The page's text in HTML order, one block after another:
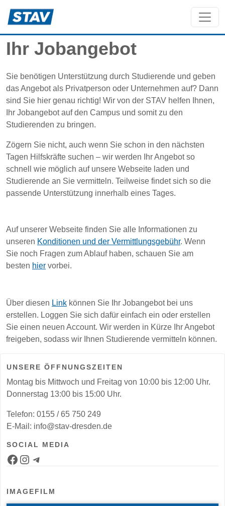
Ihr Jobangebot
Sie benötigen Unterstützung durch Studierende und geben
das Angebot als Privatperson oder Unternehmen auf? Dann
sind Sie hier genau richtig! Wir von der STAV helfen Ihnen,
Ihr Jobangebot auf den Campus und somit zu den
Studierenden zu bringen.
Zögern Sie nicht, auch wenn Sie schon in den nächsten
Tagen Hilfskräfte suchen – wir werden Ihr Angebot so
schnell wie möglich auf unsere Webseite laden und
Studierende an Sie vermitteln. Teilweise findet sich so die
passende Unterstützung innerhalb eines Tages.
Auf unserer Webseite finden Sie alle Informationen zu
unseren Konditionen und der Vermittlungsgebühr. Wenn
Sie noch Fragen zum Ablauf haben, schauen Sie am
besten hier vorbei.
Über diesen Link können Sie Ihr Jobangebot bei uns
erstellen. Loggen Sie sich dafür einfach ein oder erstellen
Sie einen neuen Account. Wir werden in Kürze Ihr Angebot
freigeben, sodass wir Ihnen Studierende vermitteln können.
UNSERE ÖFFNUNGSZEITEN
Montag bis Mittwoch und Freitag von 10:00 bis 12:00 Uhr.
Donnerstag 13:00 bis 15:00 Uhr.
Telefon: 0155 / 65 750 249
E-Mail: info@stav-dresden.de
SOCIAL MEDIA
Facebook-Seite Instagram-Kanal Telegram-Bot für Jobs
IMAGEFILM